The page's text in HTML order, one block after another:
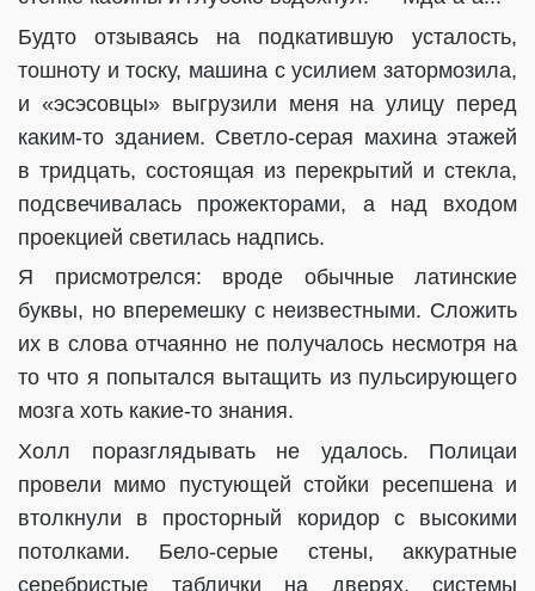
Будто отзываясь на подкатившую усталость,
тошноту и тоску, машина с усилием затормозила,
и «эсэсовцы» выгрузили меня на улицу перед
каким-то зданием. Светло-серая махина этажей
в тридцать, состоящая из перекрытий и стекла,
подсвечивалась прожекторами, а над входом
проекцией светилась надпись.
Я присмотрелся: вроде обычные латинские
буквы, но вперемешку с неизвестными. Сложить
их в слова отчаянно не получалось несмотря на
то что я попытался вытащить из пульсирующего
мозга хоть какие-то знания.
Холл поразглядывать не удалось. Полицаи
провели мимо пустующей стойки ресепшена и
втолкнули в просторный коридор с высокими
потолками. Бело-серые стены, аккуратные
серебристые таблички на дверях, системы